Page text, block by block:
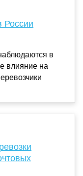
России
в
влияние на